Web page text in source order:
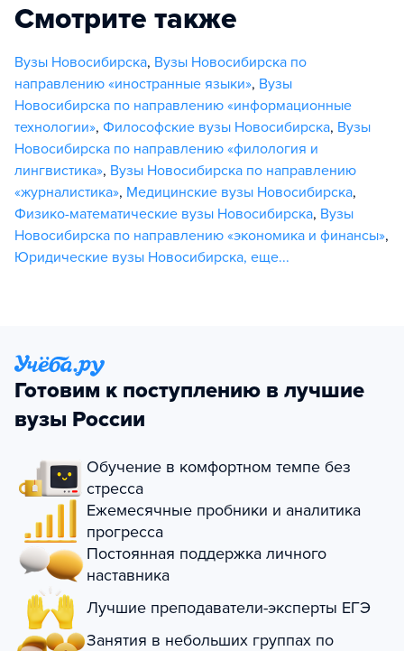
Смотрите также
Вузы Новосибирска, Вузы Новосибирска по
направлению «иностранные языки», Вузы
Новосибирска по направлению «информационные
технологии», Философские вузы Новосибирска, Вузы
Новосибирска по направлению «филология и
лингвистика», Вузы Новосибирска по направлению
«журналистика», Медицинские вузы Новосибирска,
Физико-математические вузы Новосибирска, Вузы
Новосибирска по направлению «экономика и финансы»,
Юридические вузы Новосибирска, еще...
Готовим к поступлению в лучшие
вузы России
Обучение в комфортном темпе без
стресса
Ежемесячные пробники и аналитика
прогресса
Постоянная поддержка личного
наставника
Лучшие преподаватели-эксперты ЕГЭ
Занятия в небольших группах по